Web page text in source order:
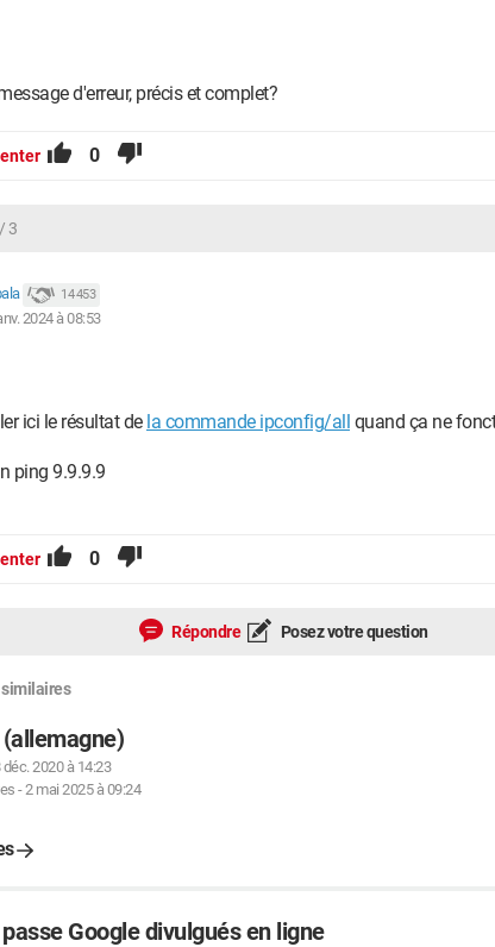
d'erreur, précis et complet?
0
3
14 453
2024 à 08:53
ici le résultat de la commande ipconfig/all quand ça ne
ping 9.9.9.9
0
Répondre Posez votre question
similaires
(allemagne)
déc. 2020 à 14:23
-2 mai 2025 à 09:24
Google divulgués en ligne